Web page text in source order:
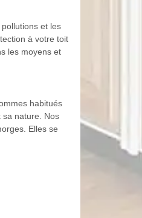
et les
à votre toit
les moyens et
habitués
sa nature. Nos
Elles se